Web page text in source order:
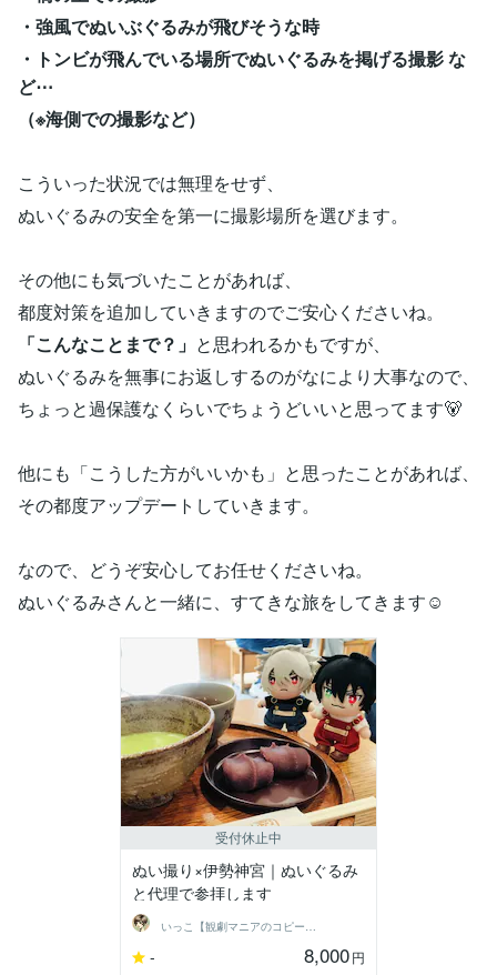
・強風でぬいぶぐるみが飛びそうな時
・トンビが飛んでいる場所でぬいぐるみを掲げる撮影 な
ど⋯
（※海側での撮影など）
こういった状況では無理をせず、
ぬいぐるみの安全を第一に撮影場所を選びます。
その他にも気づいたことがあれば、
都度対策を追加していきますのでご安心くださいね。
「こんなことまで？」 と思われるかもですが、
ぬいぐるみを無事にお返しするのがなにより大事なので、
ちょっと過保護なくらいでちょうどいいと思ってます🐻
他にも「こうした方がいいかも」と思ったことがあれば、
その都度アップデートしていきます。
なので、どうぞ安心してお任せくださいね。
ぬいぐるみさんと一緒に、すてきな旅をしてきます☺️
受付休止中
ぬい撮り×伊勢神宮｜ぬいぐるみ
と代理で参拝します
いっこ【観劇マニアのコピーライター】
- 8,000円